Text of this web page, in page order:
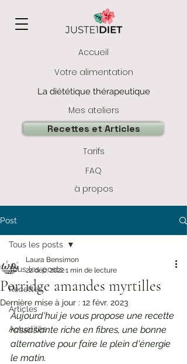
Accueil
Votre alimentation
La diététique thérapeutique
Mes ateliers
Recettes et Articles
Tarifs
FAQ
à propos
Post
Tous les posts
Recettes
Articles
Actualités
Tous les posts
Porridge amandes myrtilles
Laura Bensimon
22 déc. 20221 min de lecture
Dernière mise à jour : 12 févr. 2023
Aujourd'hui je vous propose une recette
rassasiante riche en fibres, une bonne
alternative pour faire le plein d'énergie
le matin.